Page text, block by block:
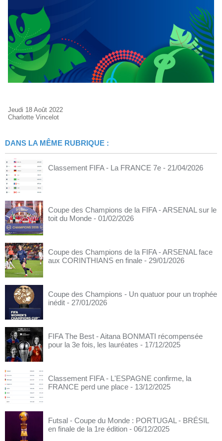
Jeudi 18 Août 2022
Charlotte Vincelot
DANS LA MÊME RUBRIQUE :
Classement FIFA - La FRANCE 7e - 21/04/2026
Coupe des Champions de la FIFA - ARSENAL sur le
toit du Monde - 01/02/2026
Coupe des Champions de la FIFA - ARSENAL face
aux CORINTHIANS en finale - 29/01/2026
Coupe des Champions - Un quatuor pour un trophée
inédit - 27/01/2026
FIFA The Best - Aitana BONMATI récompensée
pour la 3e fois, les lauréates - 17/12/2025
Classement FIFA - L'ESPAGNE confirme, la
FRANCE perd une place - 13/12/2025
Futsal - Coupe du Monde : PORTUGAL - BRÉSIL
en finale de la 1re édition - 06/12/2025